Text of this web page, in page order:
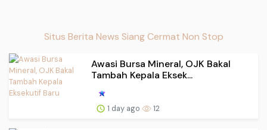
Situs Berita News Siang Cermat Non Stop
Awasi Bursa Mineral, OJK Bakal
Tambah Kepala Eksek...
1 day ago 12